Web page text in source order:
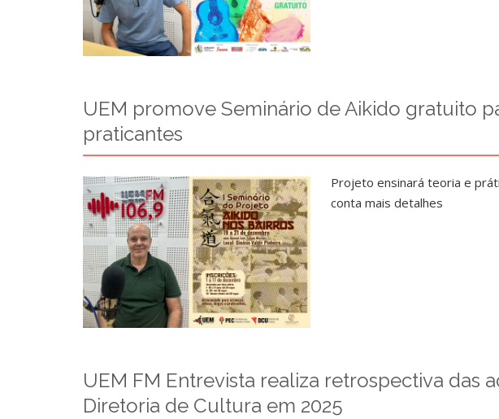
UEM promove Seminário de Aikido gratuito
praticantes
Projeto ensinará teoria e
conta mais detalhes
UEM FM Entrevista realiza retrospectiva das
Diretoria de Cultura em 2025